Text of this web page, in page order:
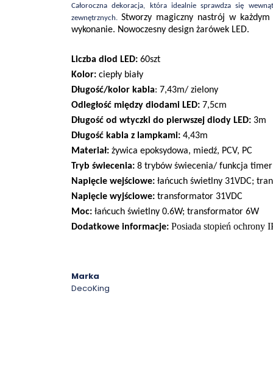
Całoroczna dekoracja, która idealnie sprawdza się
zewnętrznych. Stworzy magiczny nastrój w
wykonanie. Nowoczesny design żarówek LED.
Liczba diod LED: 60szt
Kolor: ciepły biały
Długość/kolor kabla: 7,43m/ zielony
Odległość między diodami LED: 7,5cm
Długość od wtyczki do pierwszej diody LED: 3m
Długość kabla z lampkami: 4,43m
Materiał: żywica epoksydowa, miedź, PCV, PC
Tryb świecenia: 8 trybów świecenia/ funkcja timer
Napięcie wejściowe: łańcuch świetlny 31VDC;
Napięcie wyjściowe: transformator 31VDC
Moc: łańcuch świetlny 0.6W; transformator 6W
Dodatkowe informacje: Posiada stopień ochrony
Marka
DecoKing